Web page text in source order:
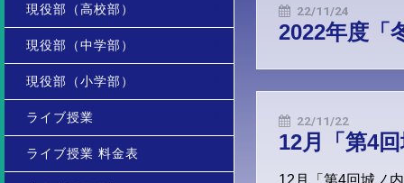
現役部（高校部）
現役部（中学部）
現役部（小学部）
ライブ授業
ライブ授業 料金表
22/11/24
2022年度「
22/11/22
12月「第4